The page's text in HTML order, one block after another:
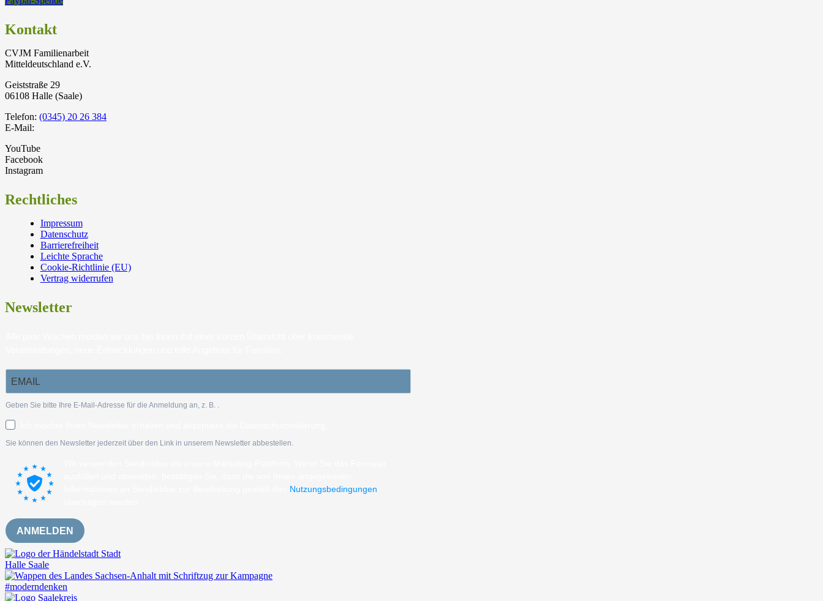
Kontakt
CVJM Familienarbeit
Mitteldeutschland e.V.
Geiststraße 29
06108 Halle (Saale)
Telefon: (0345) 20 26 384
E-Mail:
YouTube
Facebook
Instagram
Rechtliches
Impressum
Datenschutz
Barrierefreiheit
Leichte Sprache
Cookie-Richtlinie (EU)
Vertrag widerrufen
Newsletter
Geben Sie bitte Ihre E-Mail-Adresse für die Anmeldung an, z. B. .
Sie können den Newsletter jederzeit über den Link in unserem Newsletter abbestellen.
Nutzungsbedingungen
ANMELDEN